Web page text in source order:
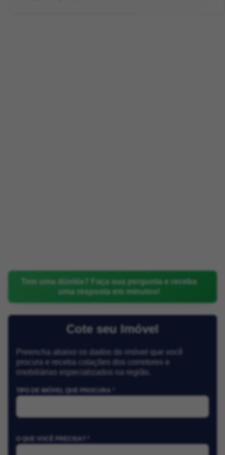
Tem uma dúvida? Faça sua pergunta e receba
uma resposta em minutos!
Cote seu Imóvel
Preencha abaixo os dados do imóvel que você
procura e receba cotações dos corretores e
imobiliárias especializados na região.
TIPO DE IMÓVEL QUE PROCURA *
O QUE VOCÊ PRECISA? *